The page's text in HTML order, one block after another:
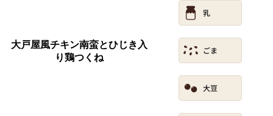
大戸屋風チキン南蛮とひじき入
り鶏つくね